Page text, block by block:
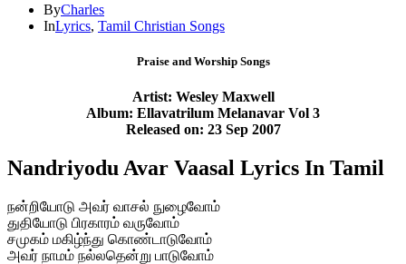
ByCharles
InLyrics, Tamil Christian Songs
Praise and Worship Songs
Artist: Wesley Maxwell
Album: Ellavatrilum Melanavar Vol 3
Released on: 23 Sep 2007
Nandriyodu Avar Vaasal Lyrics In Tamil
நன்றியோடு அவர் வாசல் நுழைவோம்
துதியோடு பிரகாரம் வருவோம்
சமுகம் மகிழ்ந்து கொண்டாடுவோம்
அவர் நாமம் நல்லதென்று பாடுவோம்